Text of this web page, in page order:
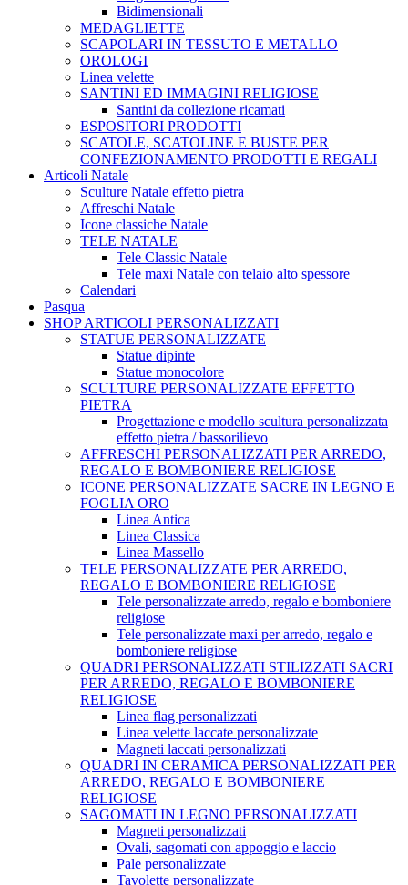
Bidimensionali
MEDAGLIETTE
SCAPOLARI IN TESSUTO E METALLO
OROLOGI
Linea velette
SANTINI ED IMMAGINI RELIGIOSE
Santini da collezione ricamati
ESPOSITORI PRODOTTI
SCATOLE, SCATOLINE E BUSTE PER
CONFEZIONAMENTO PRODOTTI E REGALI
Articoli Natale
Sculture Natale effetto pietra
Affreschi Natale
Icone classiche Natale
TELE NATALE
Tele Classic Natale
Tele maxi Natale con telaio alto spessore
Calendari
Pasqua
SHOP ARTICOLI PERSONALIZZATI
STATUE PERSONALIZZATE
Statue dipinte
Statue monocolore
SCULTURE PERSONALIZZATE EFFETTO
PIETRA
Progettazione e modello scultura personalizzata
effetto pietra / bassorilievo
AFFRESCHI PERSONALIZZATI PER ARREDO,
REGALO E BOMBONIERE RELIGIOSE
ICONE PERSONALIZZATE SACRE IN LEGNO E
FOGLIA ORO
Linea Antica
Linea Classica
Linea Massello
TELE PERSONALIZZATE PER ARREDO,
REGALO E BOMBONIERE RELIGIOSE
Tele personalizzate arredo, regalo e bomboniere
religiose
Tele personalizzate maxi per arredo, regalo e
bomboniere religiose
QUADRI PERSONALIZZATI STILIZZATI SACRI
PER ARREDO, REGALO E BOMBONIERE
RELIGIOSE
Linea flag personalizzati
Linea velette laccate personalizzate
Magneti laccati personalizzati
QUADRI IN CERAMICA PERSONALIZZATI PER
ARREDO, REGALO E BOMBONIERE
RELIGIOSE
SAGOMATI IN LEGNO PERSONALIZZATI
Magneti personalizzati
Ovali, sagomati con appoggio e laccio
Pale personalizzate
Tavolette personalizzate